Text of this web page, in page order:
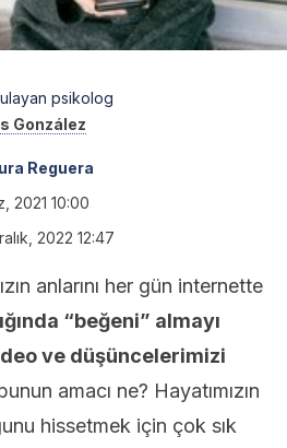
psikolog
González
Reguera
2021 10:00
2022 12:47
anlarını her gün internette
“beğeni” almayı
ve düşüncelerimizi
amacı ne? Hayatımızın
hissetmek için çok sık